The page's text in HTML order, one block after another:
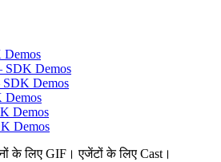
SDK Demos
SDK Demos
Demos
Demos
Demos
के लिए GIF। एजेंटों के लिए Cast।